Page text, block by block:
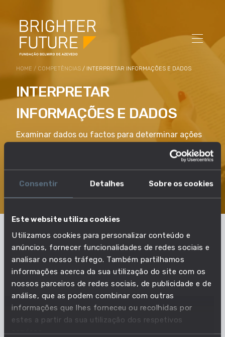
Consentir Detalhes Sobre os cookies
Este website utiliza cookies
Utilizamos cookies para personalizar conteúdo e
anúncios, fornecer funcionalidades de redes sociais e
analisar o nosso tráfego. Também partilhamos
informações acerca da sua utilização do site com os
nossos parceiros de redes sociais, de publicidade e de
análise, que as podem combinar com outras
informações que lhes forneceu ou recolhidas por
estes a partir da sua utilização dos respetivos
serviços.
HOME / COMPETÊNCIAS / INTERPRETAR INFORMAÇÕES E DADOS
INTERPRETAR
INFORMAÇÕES E DADOS
Examinar dados ou factos para determinar ações
ou recomendações apropriadas, comparar e avaliar
criticamente a credibilidade e fiabilidade das
com base em provas internas e critérios externos.
Em que profissões esta
competência é mais relevante?
Acompanha as necessidades do mercado de
trabalho e descobre quais as profissões em que
esta competência é importante.